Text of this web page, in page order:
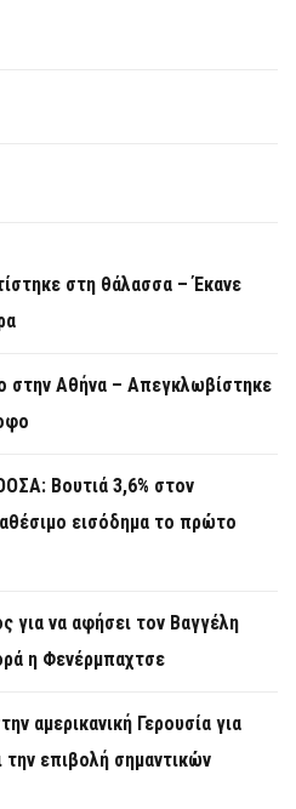
στη θάλασσα – Έκανε
στην Αθήνα – Απεγκλωβίστηκε
Βουτιά 3,6% στον
εισόδημα το πρώτο
για να αφήσει τον Βαγγέλη
η Φενέρμπαχτσε
αμερικανική Γερουσία για
επιβολή σημαντικών